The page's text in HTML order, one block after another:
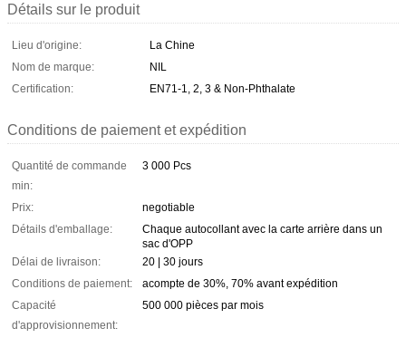
Détails sur le produit
Lieu d'origine:
La Chine
Nom de marque:
NIL
Certification:
EN71-1, 2, 3 & Non-Phthalate
Conditions de paiement et expédition
Quantité de commande
min:
3 000 Pcs
Prix:
negotiable
Détails d'emballage:
Chaque autocollant avec la carte arrière dans un
sac d'OPP
Délai de livraison:
20 | 30 jours
Conditions de paiement:
acompte de 30%, 70% avant expédition
Capacité
d'approvisionnement:
500 000 pièces par mois